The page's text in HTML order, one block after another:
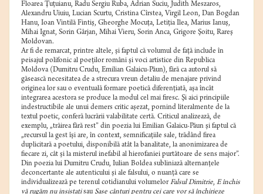
Floarea Ţuţuianu, Radu Sergiu Ruba, Adrian Suciu, Judith Meszaros,
Alexandru Uiuiu, Lucian Scurtu, Cristina Cîrstea, Virgil Leon, Dan Bogdan
Hanu, Ioan Vintilă Fintiş, Gheorghe Mocuţa, Letiţia Ilea, Marius Ianuş,
Mihai Ignat, Sorin Gârjan, Mihai Vieru, Sorin Anca, Grigore Şoitu, Rareş
Moldovan.
Ar fi de remarcat, printre altele, şi faptul că volumul de faţă include în
peisajul polifonic al poeţilor români şi voci artistice din Republica
Moldova (Dumitru Crudu, Emilian Galaicu-Păun), fără ca autorul să
găsească necesitatea de a strecura vreun detaliu de menajare privind
originea lor sau o eventuală formare poetică diferenţiată, aşa încât
integrarea acestora se produce la modul cel mai firesc. Şi aici principiile
indestructibile ale unui demers critic aşezat, pornind literalmente de la
textul poetic, conferă lucrării valabilitate certă. Criticul analizează, de
exemplu, „trăirea fără rest” din poezia lui Emilian Galaicu-Păun şi faptul că
„recursul la gest îşi are, în context, semnificaţiile sale, trădând firea
duplicitară a poetului, disponibilă atât la banalitate, la anonimizarea de
fiecare zi, cât şi la misterul inefabil al hierofaniei purtătoare de sens major”.
Din poezia lui Dumitru Crudu, Iulian Boldea subliniază alternanţele
deconcertante ale autenticului şi ale falsului, o nuanţă care se
individualizează pe terenul cotidianului volumelorFalsul Dimitrie, E închis
vă rugăm nu insistaţisau Şase cânturi pentru cei care vor să închirieze